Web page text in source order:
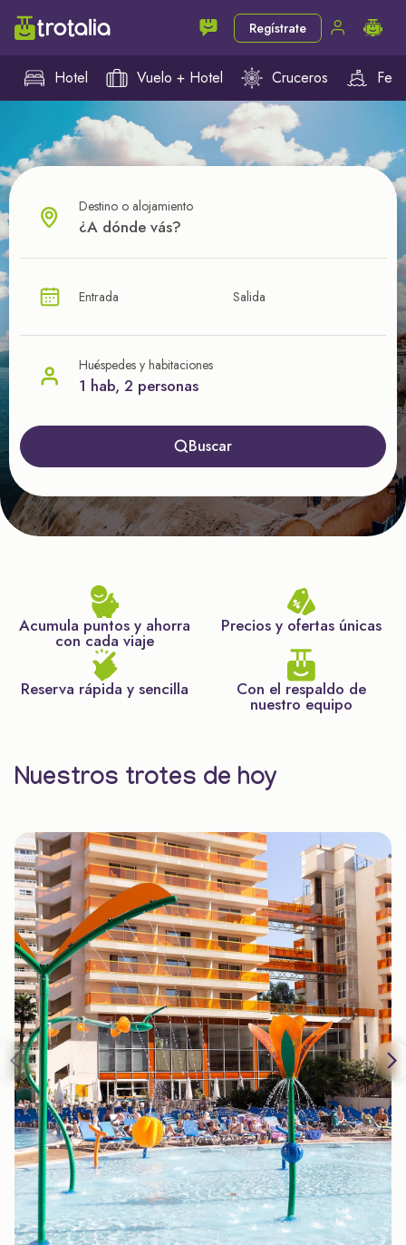
Regístrate
Hotel Vuelo + Hotel Cruceros
¿CUÁL VA A SER TU PRÓXIMO TROTE?
nuestras ofertas
Destino o alojamiento
Entrada Salida
Huéspedes y habitaciones
1 hab, 2 personas
Buscar
Acumula puntos y ahorra
con cada viaje
Precios y ofertas únicas
Reserva rápida y sencilla Con el respaldo de
nuestro equipo
Nuestros trotes de hoy